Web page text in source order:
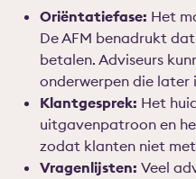
Oriëntatiefase: Het
De AFM benadrukt
betalen. Adviseurs
onderwerpen die later
Klantgesprek: Het
uitgavenpatroon en
zodat klanten niet
Vragenlijsten: Veel